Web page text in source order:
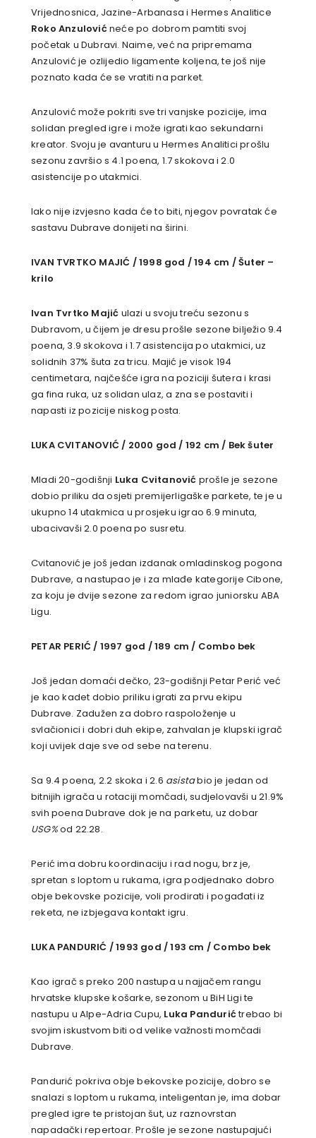
Vrijednosnica, Jazine-Arbanasa i Hermes Analitice
Roko Anzulovićneće po dobrom pamtiti svoj
početak u Dubravi. Naime, već na pripremama
Anzulović je ozlijedio ligamente koljena, te još nije
poznato kada će se vratiti na parket.
Anzulović može pokriti sve tri vanjske pozicije, ima
solidan pregled igre i može igrati kao sekundarni
kreator. Svoju je avanturu u Hermes Analitici prošlu
sezonu završio s 4.1 poena, 1.7 skokova i 2.0
asistencije po utakmici.
Iako nije izvjesno kada će to biti, njegov povratak će
sastavu Dubrave donijeti na širini.
IVAN TVRTKO MAJIĆ / 1998 god / 194 cm / Šuter –
krilo
Ivan Tvrtko Majić ulazi u svoju treću sezonu s
Dubravom, u čijem je dresu prošle sezone bilježio 9.4
poena, 3.9 skokova i 1.7 asistencija po utakmici, uz
solidnih 37% šuta za tricu. Majić je visok 194
centimetara, najčešće igra na poziciji šutera i krasi
ga fina ruka, uz solidan ulaz, a zna se postaviti i
napasti iz pozicije niskog posta.
LUKA CVITANOVIĆ / 2000 god / 192 cm / Bek šuter
Mladi 20-godišnji Luka Cvitanović prošle je sezone
dobio priliku da osjeti premijerligaške parkete, te je u
ukupno 14 utakmica u prosjeku igrao 6.9 minuta,
ubacivavši 2.0 poena po susretu.
Cvitanović je još jedan izdanak omladinskog pogona
Dubrave, a nastupao je i za mlađe kategorije Cibone,
za koju je dvije sezone za redom igrao juniorsku ABA
Ligu.
PETAR PERIĆ / 1997 god / 189 cm / Combo bek
Još jedan domaći dečko, 23-godišnji Petar Perić već
je kao kadet dobio priliku igrati za prvu ekipu
Dubrave. Zadužen za dobro raspoloženje u
svlačionici i dobri duh ekipe, zahvalan je klupski igrač
koji uvijek daje sve od sebe na terenu.
Sa 9.4 poena, 2.2 skoka i 2.6 asistabio je jedan od
bitnijih igrača u rotaciji momčadi, sudjelovavši u 21.9%
svih poena Dubrave dok je na parketu, uz dobar
USG%od 22.28.
Perić ima dobru koordinaciju i rad nogu, brz je,
spretan s loptom u rukama, igra podjednako dobro
obje bekovske pozicije, voli prodirati i pogađati iz
reketa, ne izbjegava kontakt igru.
LUKA PANDURIĆ / 1993 god / 193 cm / Combo bek
Kao igrač s preko 200 nastupa u najjačem rangu
hrvatske klupske košarke, sezonom u BiH Ligi te
nastupu u Alpe-Adria Cupu, Luka Pandurićtrebao bi
svojim iskustvom biti od velike važnosti momčadi
Dubrave.
Pandurić pokriva obje bekovske pozicije, dobro se
snalazi s loptom u rukama, inteligentan je, ima dobar
pregled igre te pristojan šut, uz raznovrstan
napadački repertoar. Prošle je sezone nastupajući